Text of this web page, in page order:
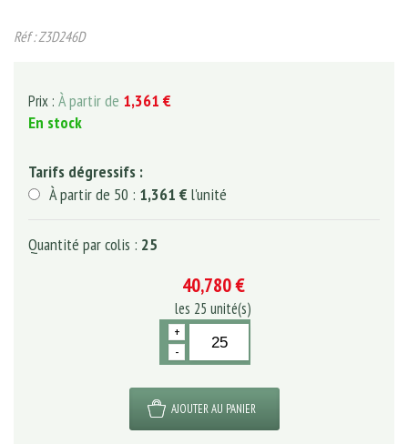
Réf : Z3D246D
Prix : À partir de 1,361 €
En stock
Tarifs dégressifs :
À partir de 50 : 1,361 € l'unité
Quantité par colis : 25
40,780 €
les 25 unité(s)
+
-
AJOUTER AU PANIER